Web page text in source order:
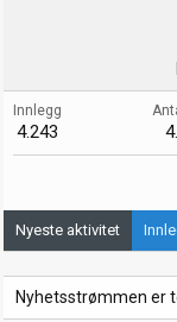
Innlegg
4.243
Nyeste aktivitet
Nyhetsstrømmen er